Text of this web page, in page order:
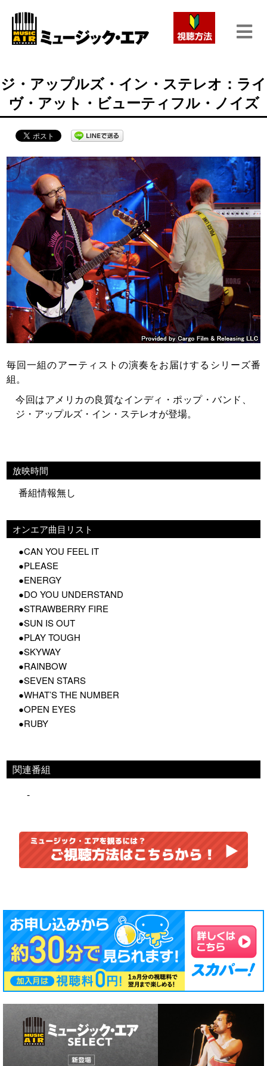
ジ・アップルズ・イン・ステレオ：ライ
ヴ・アット・ビューティフル・ノイズ
毎回一組のアーティストの演奏をお届けするシリーズ番
組。
今回はアメリカの良質なインディ・ポップ・バンド、
ジ・アップルズ・イン・ステレオが登場。
放映時間
番組情報無し
オンエア曲目リスト
●CAN YOU FEEL IT
●PLEASE
●ENERGY
●DO YOU UNDERSTAND
●STRAWBERRY FIRE
●SUN IS OUT
●PLAY TOUGH
●SKYWAY
●RAINBOW
●SEVEN STARS
●WHAT’S THE NUMBER
●OPEN EYES
●RUBY
関連番組
-